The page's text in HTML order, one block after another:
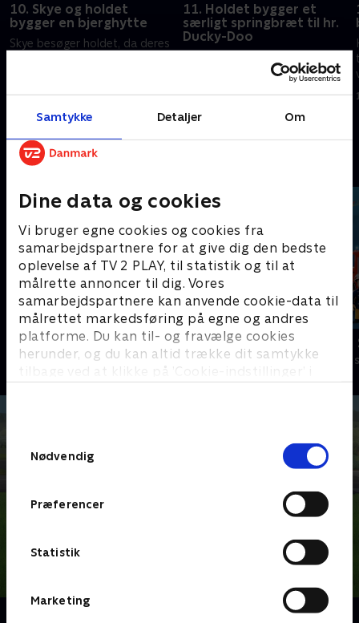
Samtykke Detaljer Om
Dine data og cookies
Vi bruger egne cookies og cookies fra
samarbejdspartnere for at give dig den bedste
oplevelse af TV 2 PLAY, til statistik og til at
målrette annoncer til dig. Vores
samarbejdspartnere kan anvende cookie-data til
målrettet markedsføring på egne og andres
platforme. Du kan til- og fravælge cookies
herunder, og du kan altid trække dit samtykke
tilbage ved at klikke på ’Cookie-indstillinger’ i
Nødvendig
Præferencer
Statistik
Marketing
10. Skye og holdet
bygger en bjerghytte
Skye besøger holdet, da deres
18. marts 2025 • 22 min
11. Holdet bygger et
særligt springbræt til hr.
Ducky-Doo
besætningen om at bygge
på at bygge en regntank til
18. marts 2025 • 22 min
Andre så også
Geckos Garage
Børneserier • 2 sæsoner
Brandmand
Børneserier • 1